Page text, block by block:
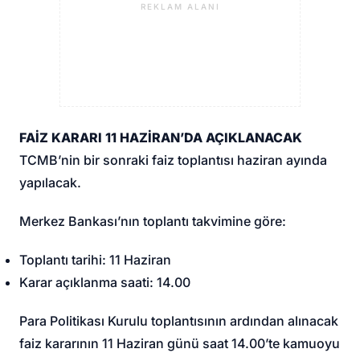
REKLAM ALANI
FAİZ KARARI 11 HAZİRAN’DA AÇIKLANACAK
TCMB’nin bir sonraki faiz toplantısı haziran ayında
yapılacak.
Merkez Bankası’nın toplantı takvimine göre:
Toplantı tarihi: 11 Haziran
Karar açıklanma saati: 14.00
Para Politikası Kurulu toplantısının ardından alınacak
faiz kararının 11 Haziran günü saat 14.00’te kamuoyu